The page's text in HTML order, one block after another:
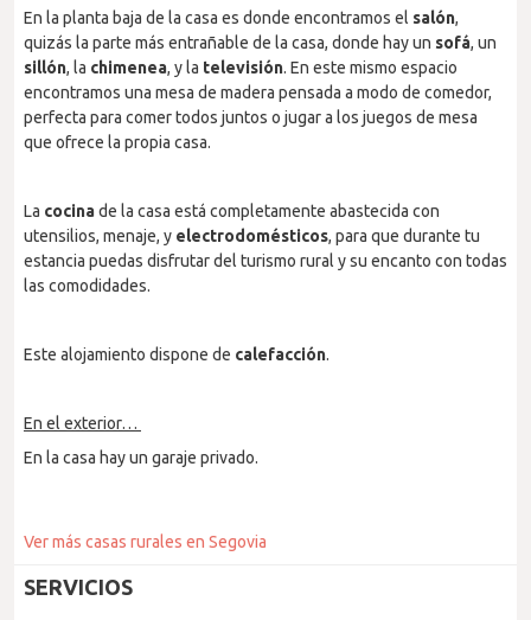
En la planta baja de la casa es donde encontramos el salón,
quizás la parte más entrañable de la casa, donde hay un sofá, un
sillón, la chimenea, y la televisión. En este mismo espacio
encontramos una mesa de madera pensada a modo de comedor,
perfecta para comer todos juntos o jugar a los juegos de mesa
que ofrece la propia casa.
La cocinade la casa está completamente abastecida con
utensilios, menaje, y electrodomésticos, para que durante tu
estancia puedas disfrutar del turismo rural y su encanto con todas
las comodidades.
Este alojamiento dispone de calefacción.
En el exterior…
En la casa hay un garaje privado.
Ver más casas rurales en Segovia
SERVICIOS